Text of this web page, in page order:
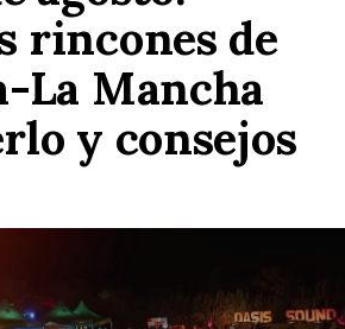
rincones de
La Mancha
y consejos